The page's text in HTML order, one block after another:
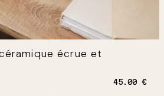
écrue et
45.00€